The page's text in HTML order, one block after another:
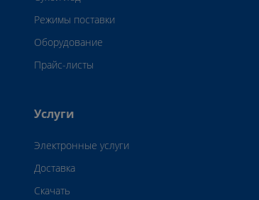
Режимы поставки
Оборудование
Прайс-листы
Услуги
Электронные услуги
Доставка
Скачать